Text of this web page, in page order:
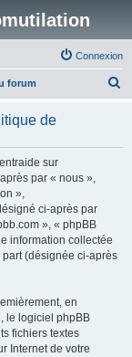
Connexion
forum
h
de
sur
par « nous »,
»,
ci-après par
», « phpBB
information collectée
part (désignée ci-après
en
le logiciel phpBB
fichiers textes
Internet de votre